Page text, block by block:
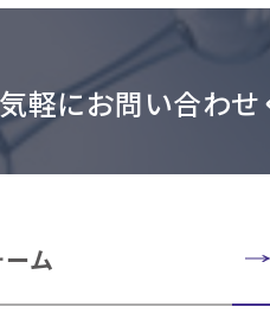
軽にお問い合わせ
ム